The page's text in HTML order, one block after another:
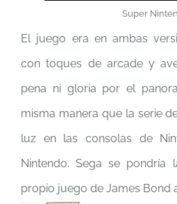
Super
El juego era en ambas
con toques de arcade y
pena ni gloria por el
misma manera que la serie
luz en las consolas de
Nintendo. Sega se pondría
propio juego de James Bond